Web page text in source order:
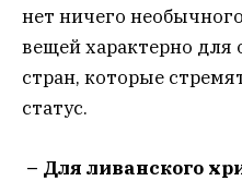
нет ничего
вещей характерно для
стран, которые
статус.
– Для ливанского